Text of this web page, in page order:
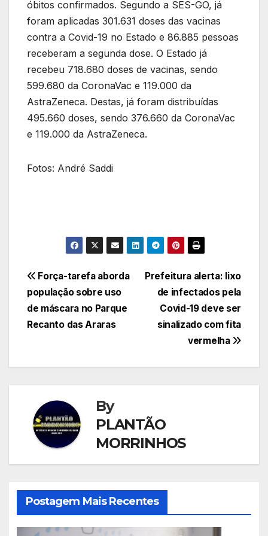
óbitos confirmados. Segundo a SES-GO, já
foram aplicadas 301.631 doses das vacinas
contra a Covid-19 no Estado e 86.885 pessoas
receberam a segunda dose. O Estado já
recebeu 718.680 doses de vacinas, sendo
599.680 da CoronaVac e 119.000 da
AstraZeneca. Destas, já foram distribuídas
495.660 doses, sendo 376.660 da CoronaVac
e 119.000 da AstraZeneca.
Fotos: André Saddi
Navegação
de
Post
Prefeitura alerta: lixo
de infectados pela
Covid-19 deve ser
sinalizado com fita
vermelha
Força-tarefa aborda
população sobre uso
de máscara no Parque
Recanto das Araras
By
PLANTÃO
MORRINHOS
Postagem Mais Recentes